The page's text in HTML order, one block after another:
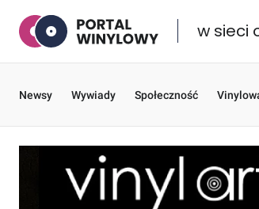
w sieci
Newsy Wywiady Społeczność